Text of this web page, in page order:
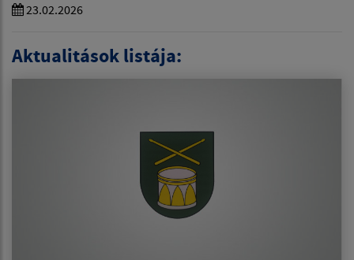
23.02.2026
Aktualitások listája: